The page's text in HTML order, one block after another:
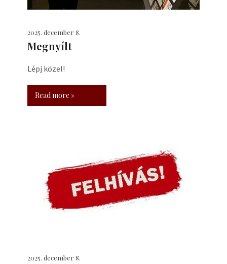
2025. december 8.
Megnyílt
Lépj közel!
Read more »
2025. december 8.